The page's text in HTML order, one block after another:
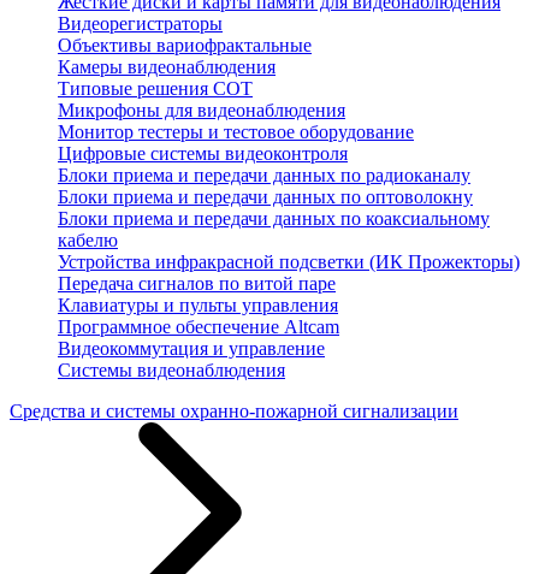
Видеорегистраторы
Объективы вариофрактальные
Камеры видеонаблюдения
Типовые решения СОТ
Микрофоны для видеонаблюдения
Монитор тестеры и тестовое оборудование
Цифровые системы видеоконтроля
Блоки приема и передачи данных по радиоканалу
Блоки приема и передачи данных по оптоволокну
Блоки приема и передачи данных по коаксиальному
кабелю
Устройства инфракрасной подсветки (ИК Прожекторы)
Передача сигналов по витой паре
Клавиатуры и пульты управления
Программное обеспечение Altcam
Видеокоммутация и управление
Системы видеонаблюдения
Средства и системы охранно-пожарной сигнализации